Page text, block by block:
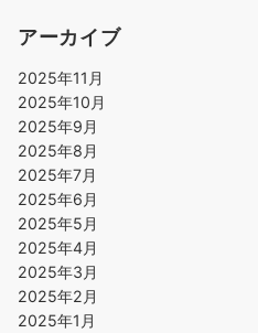
アーカイブ
2025年11月
2025年10月
2025年9月
2025年8月
2025年7月
2025年6月
2025年5月
2025年4月
2025年3月
2025年2月
2025年1月